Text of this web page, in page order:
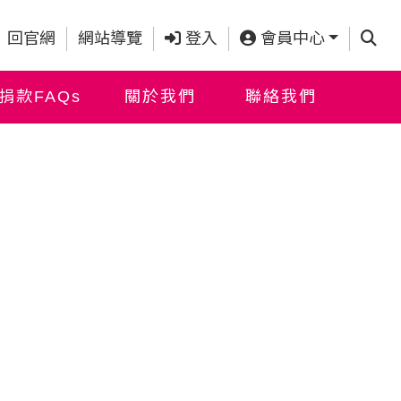
回官網 網站導覽 登入 會員中心 查詢
款FAQs 關於我們 聯絡我們